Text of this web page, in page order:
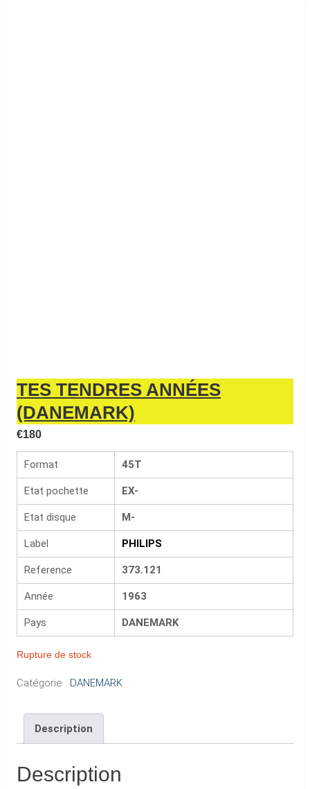
TES TENDRES ANNÉES
(DANEMARK)
€180
Format 45T
Etat pochette EX-
Etat disque M-
Label PHILIPS
Reference 373.121
Année 1963
Pays DANEMARK
Rupture de stock
Catégorie : DANEMARK
Description
Description